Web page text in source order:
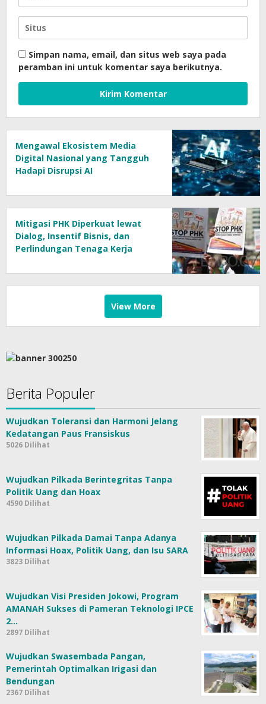
Simpan nama, email, dan situs web saya pada
peramban ini untuk komentar saya berikutnya.
Mengawal Ekosistem Media
Digital Nasional yang Tangguh
Hadapi Disrupsi AI
Mitigasi PHK Diperkuat lewat
Dialog, Insentif Bisnis, dan
Perlindungan Tenaga Kerja
View More
Berita Populer
Wujudkan Toleransi dan Harmoni Jelang
Kedatangan Paus Fransiskus
5026 Dilihat
Wujudkan Pilkada Berintegritas Tanpa
Politik Uang dan Hoax
4590 Dilihat
Wujudkan Pilkada Damai Tanpa Adanya
Informasi Hoax, Politik Uang, dan Isu SARA
3823 Dilihat
Wujudkan Visi Presiden Jokowi, Program
AMANAH Sukses di Pameran Teknologi IPCE
2…
2897 Dilihat
Wujudkan Swasembada Pangan,
Pemerintah Optimalkan Irigasi dan
Bendungan
2367 Dilihat